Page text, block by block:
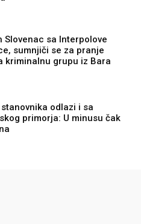
Slovenac sa Interpolove
sumnjiči se za pranje
kriminalnu grupu iz Bara
stanovnika odlazi i sa
primorja: U minusu čak